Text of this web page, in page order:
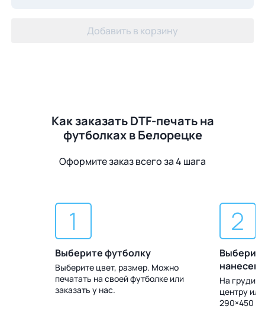
Добавить в корзину
Как заказать DTF-печать на
футболках в Белорецке
Оформите заказ всего за 4 шага
Выберите футболку
Выберите цвет, размер. Можно
печатать на своей футболке или
заказать у нас.
На груди,
центру
290×450